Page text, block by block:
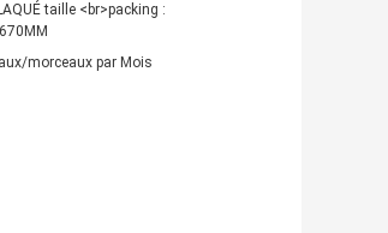
taille <br>packing :
morceaux par Mois